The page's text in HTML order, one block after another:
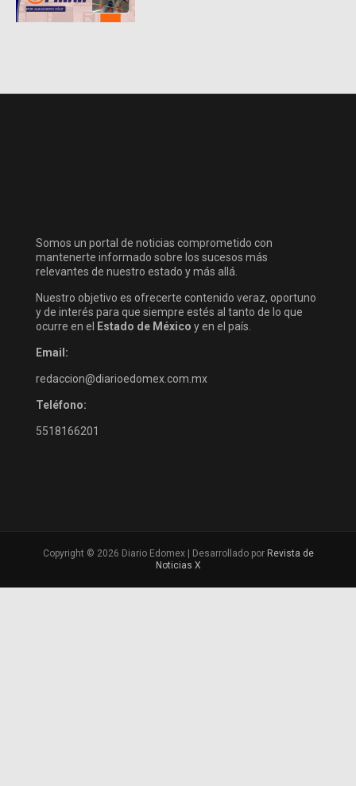
Somos un portal de noticias comprometido con
mantenerte informado sobre los sucesos más
relevantes de nuestro estado y más allá.
Nuestro objetivo es ofrecerte contenido veraz, oportuno
y de interés para que siempre estés al tanto de lo que
ocurre en el
Estado de México y en el país.
Email:
redaccion@diarioedomex.com.mx
Teléfono:
5518166201
Copyright © 2026 Diario Edomex | Desarrollado por Revista de
Noticias X